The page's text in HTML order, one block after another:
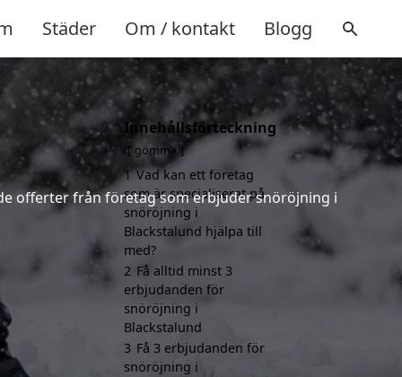
Städer Om / kontakt Blogg
offerter från företag som erbjuder snöröjning i
Innehållsförteckning
gömma
1 Vad kan ett företag
som är specialiserat på
snöröjning i
Blackstalund hjälpa till
med?
2 Få alltid minst 3
erbjudanden för
snöröjning i
Blackstalund
3 Få 3 erbjudanden för
snöröjning i